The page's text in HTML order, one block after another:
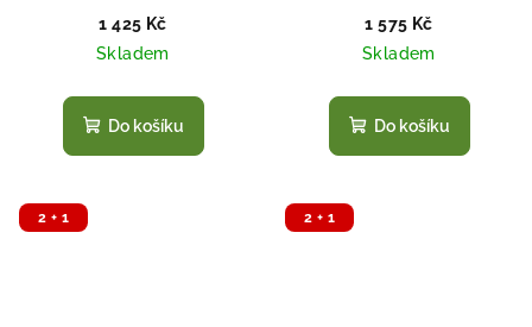
1 425 Kč
Skladem
Do košíku
1 575 Kč
Skladem
Do košíku
2 + 1 2 + 1